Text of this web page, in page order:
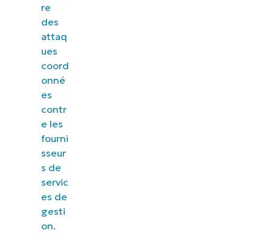
re
des
attaq
ues
coord
onné
es
contr
e les
fourni
sseur
s de
servic
es de
gesti
on.